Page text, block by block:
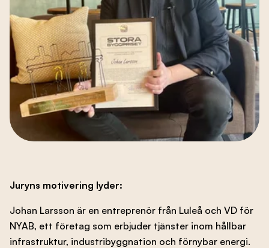
Juryns motivering lyder:
Johan Larsson är en entreprenör från Luleå och VD för
NYAB, ett företag som erbjuder tjänster inom hållbar
infrastruktur, industribyggnation och förnybar energi.